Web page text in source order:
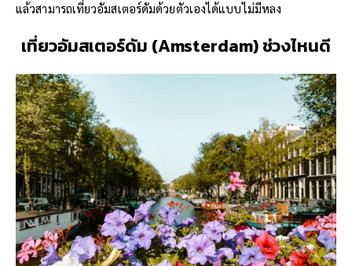
แล้วสามารถเที่ยวอัมสเตอร์ดัมด้วยตัวเองได้แบบไม่มีหลง
เที่ยวอัมสเตอร์ดัม (Amsterdam) ช่วงไหนดี